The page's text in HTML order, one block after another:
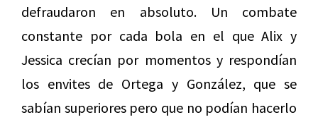
defraudaron en absoluto. Un combate
constante por cada bola en el que Alix y
Jessica crecían por momentos y respondían
los envites de Ortega y González, que se
sabían superiores pero que no podían hacerlo